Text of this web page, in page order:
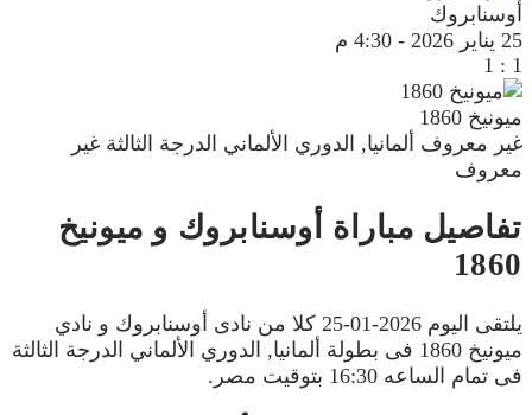
أوسنابروك
25 يناير 2026
- 4:30 م
1
:
1
ميونيخ 1860
غير معروف ألمانيا, الدوري الألماني الدرجة الثالثة غير
معروف
تفاصيل مباراة أوسنابروك و ميونيخ
1860
يلتقى اليوم 2026-01-25 كلا من نادى أوسنابروك و نادي
ميونيخ 1860 فى بطولة ألمانيا, الدوري الألماني الدرجة الثالثة
فى تمام الساعه 16:30 بتوقيت مصر.